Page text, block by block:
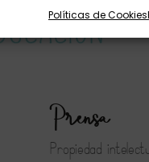
Políticas de Cookies
Prensa
Propiedad